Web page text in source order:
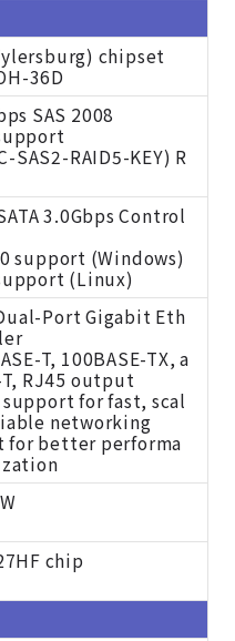
chipset
36D
SAS 2008
SAS2-RAID5-KEY) R
3.0Gbps Control
support (Windows)
(Linux)
Port Gigabit Eth
T, 100BASE-TX, a
RJ45 output
for fast, scal
networking
for better performa
chip